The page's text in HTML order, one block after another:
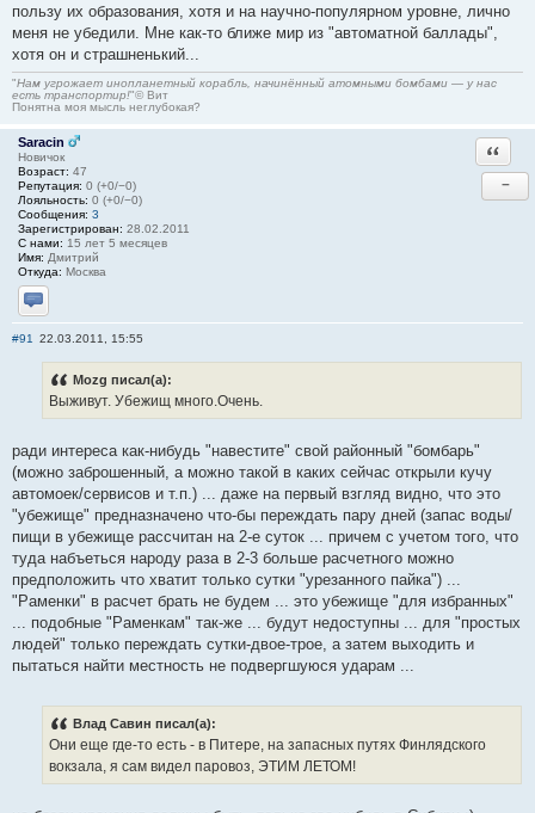
пользу их образования, хотя и на научно-популярном уровне, лично
меня не убедили. Мне как-то ближе мир из "автоматной баллады",
хотя он и страшненький...
"Нам угрожает инопланетный корабль, начинённый атомными бомбами — у нас
есть транспортир!"© Вит
Понятна моя мысль неглубокая?
Saracin
Новичок
Возраст: 47
Репутация: 0 (+0/−0)
Лояльность: 0 (+0/−0)
Сообщения: 3
Зарегистрирован: 28.02.2011
С нами: 15 лет 5 месяцев
Имя: Дмитрий
Откуда: Москва
Отправить личное сообщение
−
#91 22.03.2011, 15:55
Mozg писал(а):
Выживут. Убежищ много.Очень.
ради интереса как-нибудь "навестите" свой районный "бомбарь"
(можно заброшенный, а можно такой в каких сейчас открыли кучу
автомоек/сервисов и т.п.) ... даже на первый взгляд видно, что это
"убежище" предназначено что-бы переждать пару дней (запас воды/
пищи в убежище рассчитан на 2-е суток ... причем с учетом того, что
туда набъеться народу раза в 2-3 больше расчетного можно
предположить что хватит только сутки "урезанного пайка") ...
"Раменки" в расчет брать не будем ... это убежище "для избранных"
... подобные "Раменкам" так-же ... будут недоступны ... для "простых
людей" только переждать сутки-двое-трое, а затем выходить и
пытаться найти местность не подвергшуюся ударам ...
Влад Савин писал(а):
Они еще где-то есть - в Питере, на запасных путях Финлядского
вокзала, я сам видел паровоз, ЭТИМ ЛЕТОМ!